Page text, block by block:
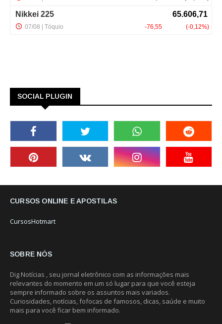
SOCIAL PLUGIN
CURSOS ONLINE E APOSTILAS
CursosHotmart
SOBRE NÓS
Dig Notícias , seu jornal eletrônico com as informações mais
relevantes do momento em um só lugar para que você esteja
sempre informado sobre os assuntos mais variados.
Curiosidades, notícias, fofocas de famosos, dicas, saúde e muito
mais para você ficar bem informado.